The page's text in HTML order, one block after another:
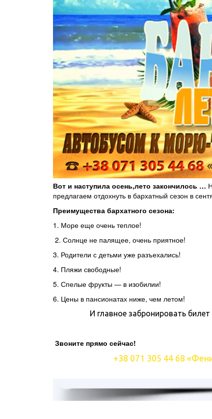
Вот и наступила осень,лето закончилось …
предлагаем отдохнуть в бархатный сезон в
Преимущества бархатного сезона:
1. Море еще очень теплое!
2. Солнце не палящее, очень приятное!
3. Родители с детьми уже разъехались!
4. Пляжи свободные!
5. Спелые фрукты — в изобилии!
6. Цены в пансионатах ниже, чем летом!
И главное забронировать
Звоните прямо сейчас!
+38 071 305 44 68